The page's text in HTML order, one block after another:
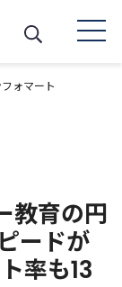
ォマート
教育の円
ードが
率も13